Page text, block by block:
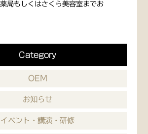
局もしくはさくら美容室までお
Category
OEM
お知らせ
イベント・講演・研修